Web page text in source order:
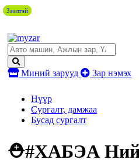
Миний зарууд Зар нэмэх
Нүүр
Сургалт, дамжаа
Бусад сургалт
⛑#ХАБЭА
Зээлтэй
Зээлтэй
Зээлтэй
Зээлтэй